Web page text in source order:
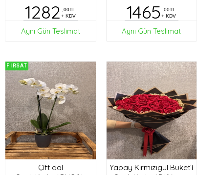
1282
,00TL
+ KDV
Aynı Gün Teslimat
1465
,00TL
+ KDV
Aynı Gün Teslimat
FIRSAT
Çift dal Yapay Kırmızıgül Buket’i